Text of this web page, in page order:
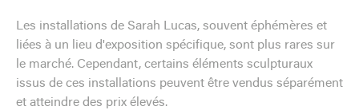
Les installations de Sarah Lucas, souvent éphémères et
liées à un lieu d'exposition spécifique, sont plus rares sur
le marché. Cependant, certains éléments sculpturaux
issus de ces installations peuvent être vendus séparément
et atteindre des prix élevés.